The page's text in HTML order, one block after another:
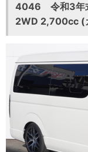
4046 令和3年
2WD 2,700cc (